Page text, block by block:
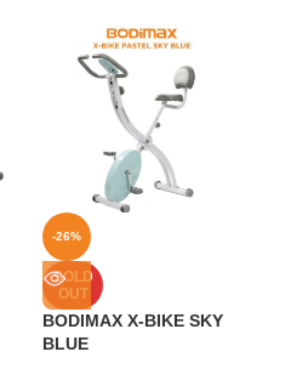
-26%
SOLD
OUT
BODIMAX X-BIKE SKY
BLUE